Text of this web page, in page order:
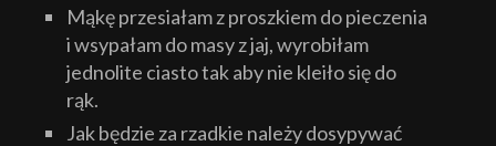
Mąkę przesiałam z proszkiem do pieczenia
i wsypałam do masy z jaj, wyrobiłam
jednolite ciasto tak aby nie kleiło się do
rąk.
Jak będzie za rzadkie należy dosypywać